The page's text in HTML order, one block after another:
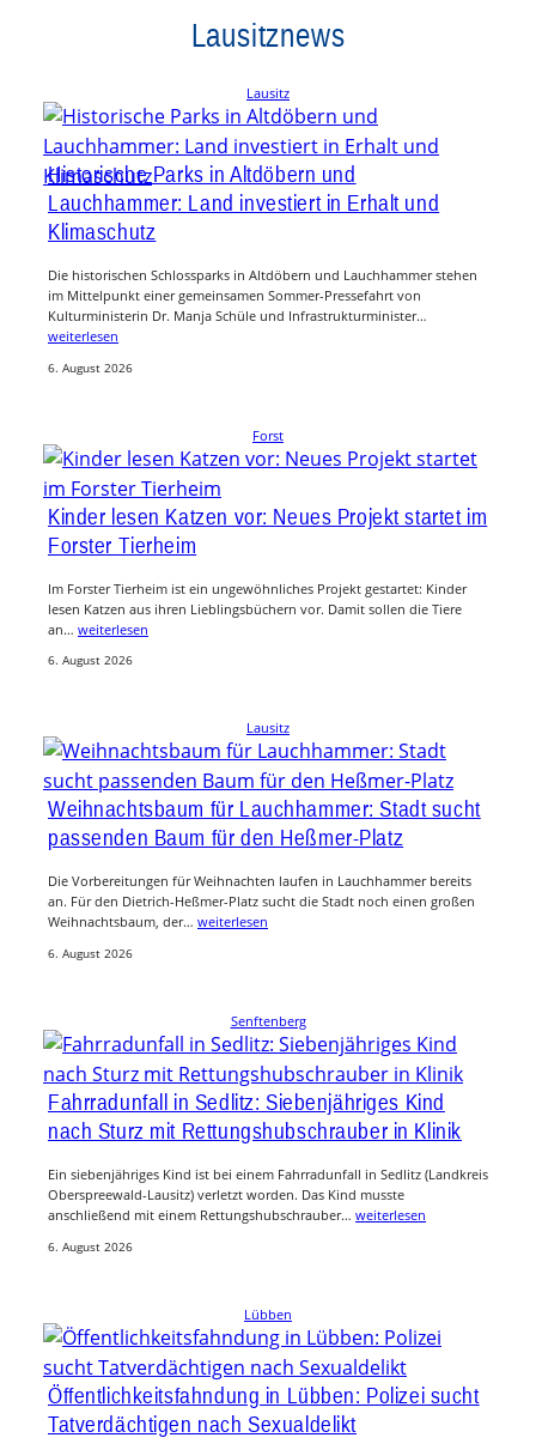
Lausitznews
Lausitz
Historische Parks in Altdöbern und
Lauchhammer: Land investiert in Erhalt und
Klimaschutz
Die historischen Schlossparks in Altdöbern und Lauchhammer stehen
im Mittelpunkt einer gemeinsamen Sommer-Pressefahrt von
Kulturministerin Dr. Manja Schüle und Infrastrukturminister…
weiterlesen
6. August 2026
Forst
Kinder lesen Katzen vor: Neues Projekt startet im
Forster Tierheim
Im Forster Tierheim ist ein ungewöhnliches Projekt gestartet: Kinder
lesen Katzen aus ihren Lieblingsbüchern vor. Damit sollen die Tiere
an… weiterlesen
6. August 2026
Lausitz
Weihnachtsbaum für Lauchhammer: Stadt sucht
passenden Baum für den Heßmer-Platz
Die Vorbereitungen für Weihnachten laufen in Lauchhammer bereits
an. Für den Dietrich-Heßmer-Platz sucht die Stadt noch einen großen
Weihnachtsbaum, der… weiterlesen
6. August 2026
Senftenberg
Fahrradunfall in Sedlitz: Siebenjähriges Kind
nach Sturz mit Rettungshubschrauber in Klinik
Ein siebenjähriges Kind ist bei einem Fahrradunfall in Sedlitz (Landkreis
Oberspreewald-Lausitz) verletzt worden. Das Kind musste
anschließend mit einem Rettungshubschrauber… weiterlesen
6. August 2026
Lübben
Öffentlichkeitsfahndung in Lübben: Polizei sucht
Tatverdächtigen nach Sexualdelikt